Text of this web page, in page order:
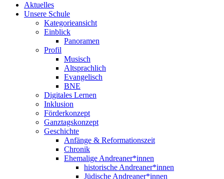
Aktuelles
Unsere Schule
Kategorieansicht
Einblick
Panoramen
Profil
Musisch
Altsprachlich
Evangelisch
BNE
Digitales Lernen
Inklusion
Förderkonzept
Ganztagskonzept
Geschichte
Anfänge & Reformationszeit
Chronik
Ehemalige Andreaner*innen
historische Andreaner*innen
Jüdische Andreaner*innen